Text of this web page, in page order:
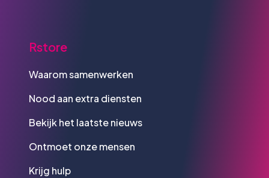
Rstore
Waarom samenwerken
Nood aan extra diensten
Bekijk het laatste nieuws
Ontmoet onze mensen
Krijg hulp